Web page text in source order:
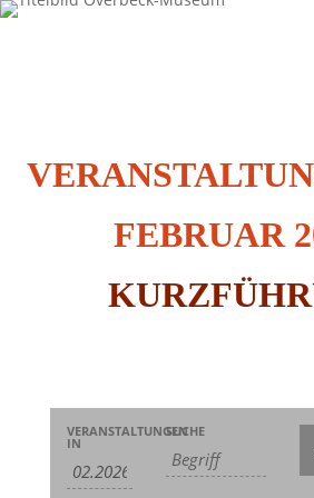
FEBRUAR
Veranstaltungen
Suche
und
Suche
VERANSTALTUNGEN
IN
SUCHE
Veranstaltung
Ansichten-
Navigation